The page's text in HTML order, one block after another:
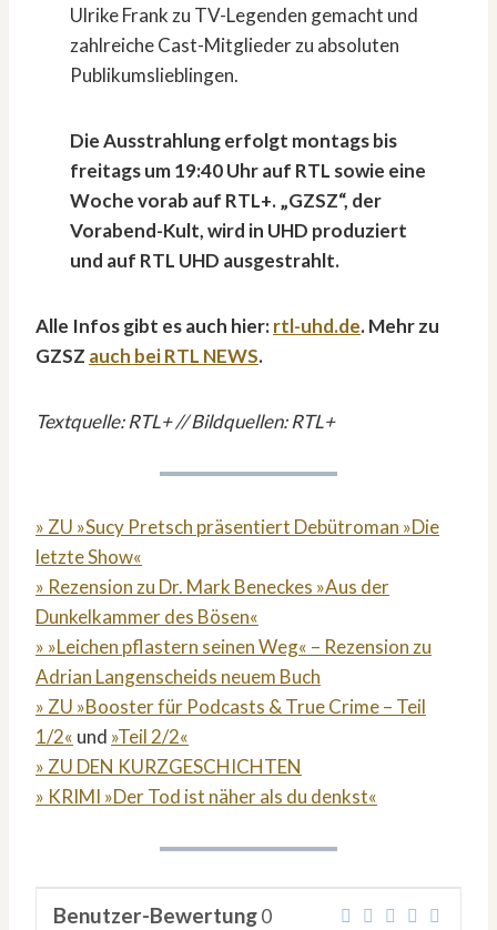
Ulrike Frank zu TV-Legenden gemacht und
zahlreiche Cast-Mitglieder zu absoluten
Publikumslieblingen.
Die Ausstrahlung erfolgt montags bis
freitags um 19:40 Uhr auf RTL sowie eine
Woche vorab auf RTL+. „GZSZ“, der
Vorabend-Kult, wird in UHD produziert
und auf RTL UHD ausgestrahlt.
Alle Infos gibt es auch hier:rtl-uhd.de. Mehr zu
GZSZ auch bei RTL NEWS.
Textquelle: RTL+ // Bildquellen: RTL+
» ZU »Sucy Pretsch präsentiert Debütroman »Die
letzte Show«
» Rezension zu Dr. Mark Beneckes »Aus der
Dunkelkammer des Bösen«
» »Leichen pflastern seinen Weg« – Rezension zu
Adrian Langenscheids neuem Buch
» ZU »Booster für Podcasts & True Crime – Teil
1/2« und »Teil 2/2«
» ZU DEN KURZGESCHICHTEN
» KRIMI »Der Tod ist näher als du denkst«
Benutzer-Bewertung0